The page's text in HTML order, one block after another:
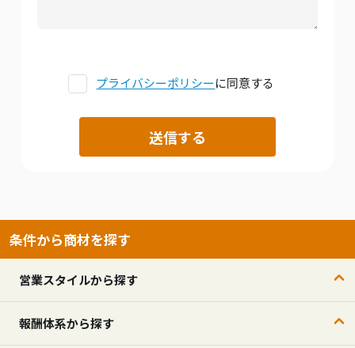
プライバシーポリシーに同意する
条件から商材を探す
営業スタイルから探す
報酬体系から探す